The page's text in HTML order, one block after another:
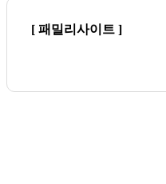
[ 패밀리사이트 ]